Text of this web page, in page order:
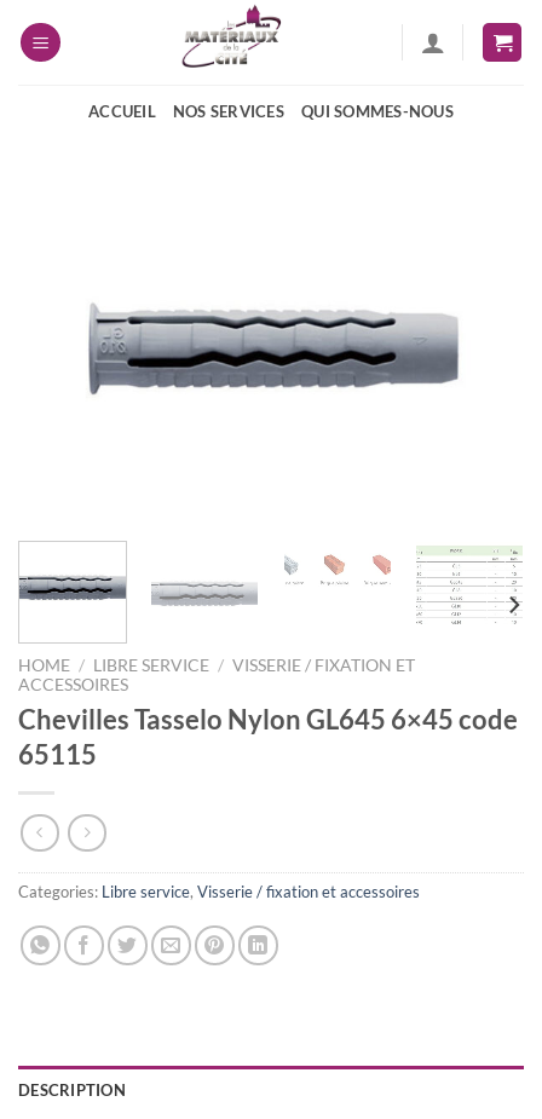
ACCUEIL NOS SERVICES QUI SOMMES-NOUS
HOME / LIBRE SERVICE / VISSERIE / FIXATION ET
ACCESSOIRES
Chevilles Tasselo Nylon GL645 6×45 code
65115
Categories: Libre service, Visserie / fixation et accessoires
DESCRIPTION